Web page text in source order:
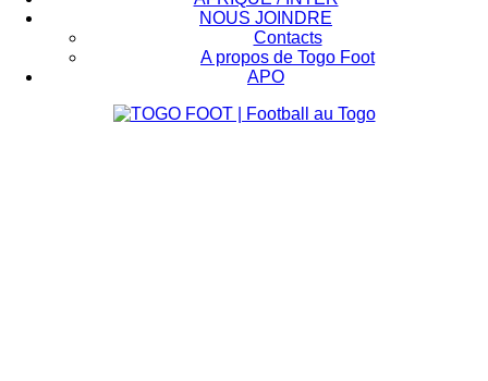
NOUS JOINDRE
Contacts
A propos de Togo Foot
APO